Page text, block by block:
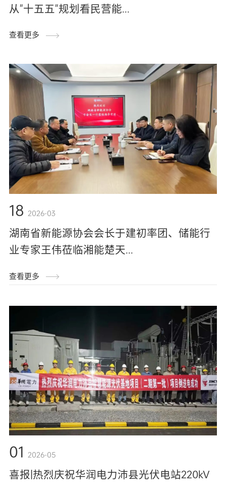
从"十五五"规划看民营能...
查看更多
18 2026-03
湖南省新能源协会会长于建初率团、储能行
业专家王伟莅临湘能楚天...
查看更多
01 2026-05
喜报|热烈庆祝华润电力沛县光伏电站220kV